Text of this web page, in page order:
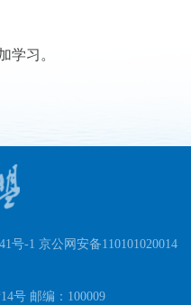
习。
号-1 京公网安备110101020014
号 邮编：100009